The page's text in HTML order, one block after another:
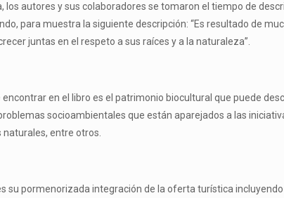
los autores y sus colaboradores se tomaron el tiempo de
para muestra la siguiente descripción: “Es resultado de
juntas en el respeto a sus raíces y a la naturaleza”.
en el libro es el patrimonio biocultural que puede
socioambientales que están aparejados a las
entre otros.
su pormenorizada integración de la oferta turística